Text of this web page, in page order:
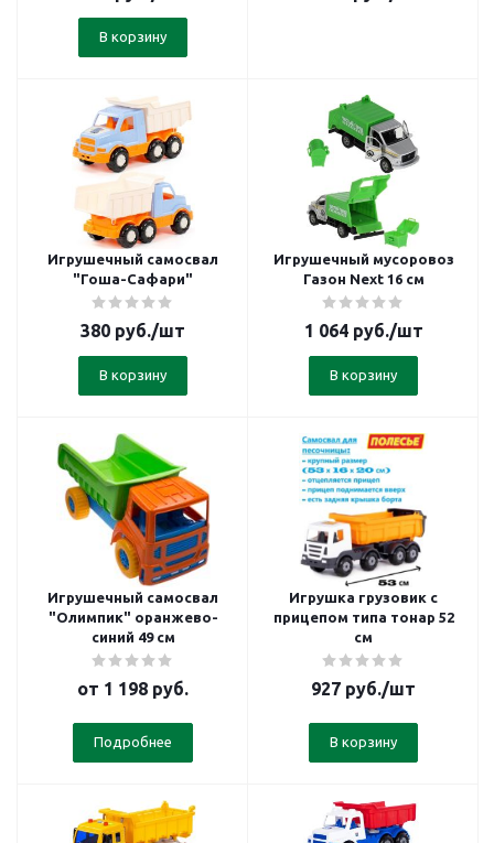
В корзину
Игрушечный самосвал
"Гоша-Сафари"
380 руб./шт
В корзину
Игрушечный мусоровоз
Газон Next 16 см
1 064руб./шт
В корзину
Игрушечный самосвал
"Олимпик" оранжево-
синий 49 см
от 1 198 руб.
Подробнее
Игрушка грузовик с
прицепом типа тонар 52
см
927 руб./шт
В корзину